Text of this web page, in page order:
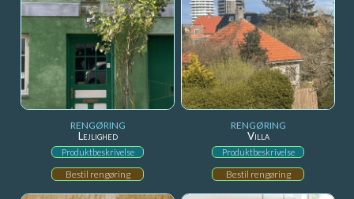
RENGØRING
Lejlighed
Produktbeskrivelse
Bestil rengøring
RENGØRING
Villa
Produktbeskrivelse
Bestil rengøring